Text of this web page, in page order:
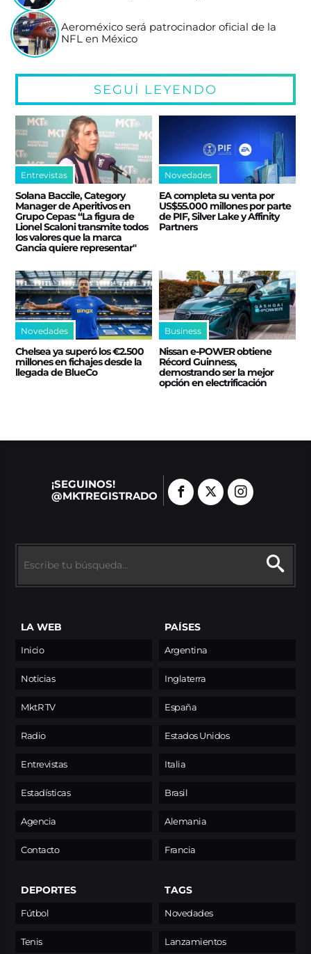
Aeroméxico será patrocinador oficial de la
NFL en México
SEGUÍ LEYENDO
Entrevistas
Solana Baccile, Category
Manager de Aperitivos en
Grupo Cepas: “La figura de
Lionel Scaloni transmite todos
los valores que la marca
Gancia quiere representar"
Novedades
EA completa su venta por
US$55.000 millones por parte
de PIF, Silver Lake y Affinity
Partners
Novedades
Chelsea ya superó los €2.500
millones en fichajes desde la
llegada de BlueCo
Business
Nissan e‑POWER obtiene
Récord Guinness,
demostrando ser la mejor
opción en electrificación
¡SEGUINOS!
@MKTREGISTRADO
LA WEB
Inicio
Noticias
MktR TV
Radio
Entrevistas
Estadísticas
Agencia
Contacto
PAÍSES
Argentina
Inglaterra
España
Estados Unidos
Italia
Brasil
Alemania
Francia
DEPORTES
Fútbol
Tenis
TAGS
Novedades
Lanzamientos